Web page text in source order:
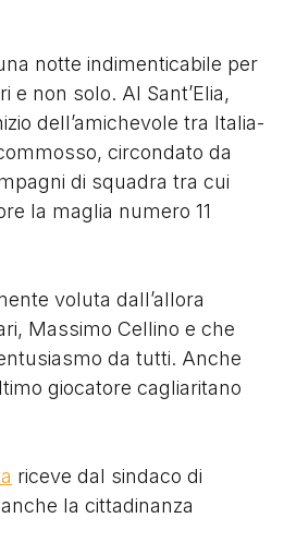
notte indimenticabile per
e non solo. Al Sant’Elia,
dell’amichevole tra Italia-
circondato da
di squadra tra cui
la maglia numero 11
voluta dall’allora
Massimo Cellino e che
da tutti. Anche
giocatore cagliaritano
riceve dal sindaco di
la cittadinanza